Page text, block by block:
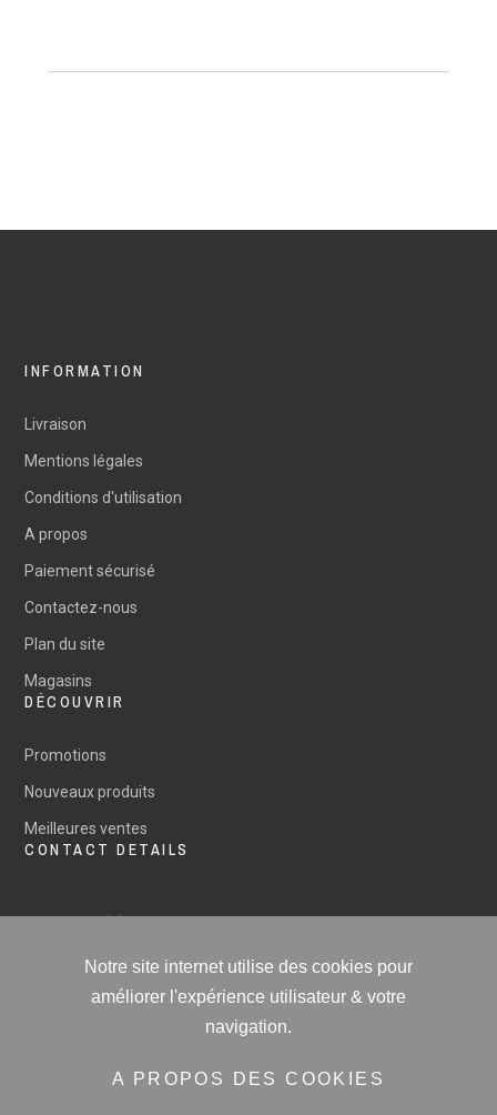
INFORMATION
Livraison
Mentions légales
Conditions d'utilisation
A propos
Paiement sécurisé
Contactez-nous
Plan du site
Magasins
DÉCOUVRIR
Promotions
Nouveaux produits
Meilleures ventes
CONTACT DETAILS
contact@home-culture.fr
Notre site internet utilise des cookies pour
améliorer l'expérience utilisateur & votre
navigation.
A PROPOS DES COOKIES